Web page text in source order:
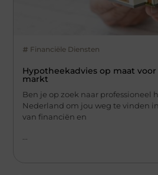
Financiële Diensten
Hypotheekadvies op maat
markt
Ben je op zoek naar professioneel
Nederland om jou weg te vinden
van financiën en